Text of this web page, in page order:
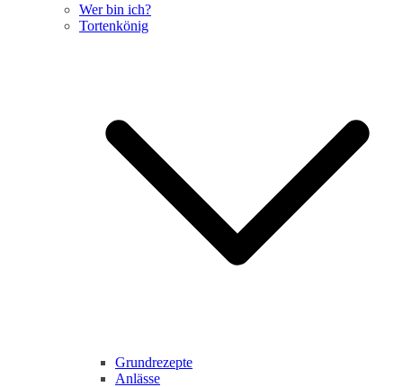
Wer bin ich?
Tortenkönig
Grundrezepte
Anlässe